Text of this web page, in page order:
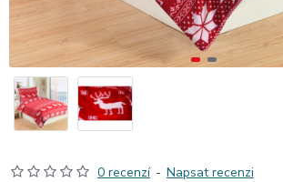
0 recenzí - Napsat recenzi